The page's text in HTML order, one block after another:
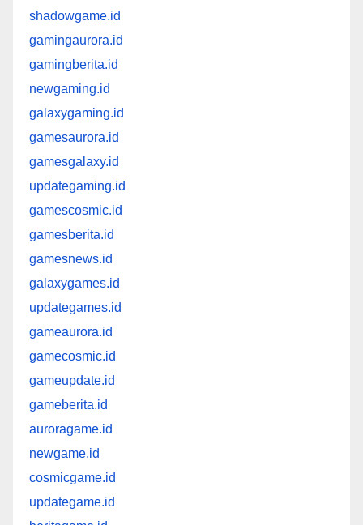
shadowgame.id
gamingaurora.id
gamingberita.id
newgaming.id
galaxygaming.id
gamesaurora.id
gamesgalaxy.id
updategaming.id
gamescosmic.id
gamesberita.id
gamesnews.id
galaxygames.id
updategames.id
gameaurora.id
gamecosmic.id
gameupdate.id
gameberita.id
auroragame.id
newgame.id
cosmicgame.id
updategame.id